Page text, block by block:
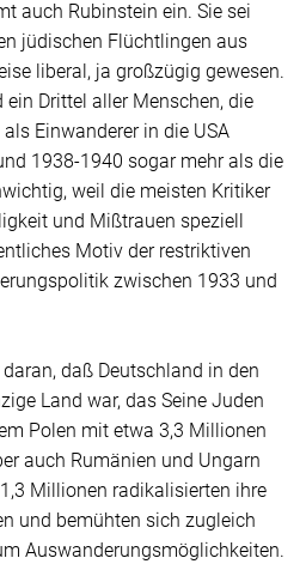
auch Rubinstein ein. Sie sei
jüdischen Flüchtlingen aus
liberal, ja großzügig gewesen.
Drittel aller Menschen, die
Einwanderer in die USA
1938-1940 sogar mehr als die
weil die meisten Kritiker
und Mißtrauen speziell
Motiv der restriktiven
zwischen 1933 und
daß Deutschland in den
Land war, dasSeineJuden
Polen mit etwa 3,3 Millionen
auch Rumänien und Ungarn
Millionen radikalisierten ihre
und bemühten sich zugleich
Auswanderungsmöglichkeiten.